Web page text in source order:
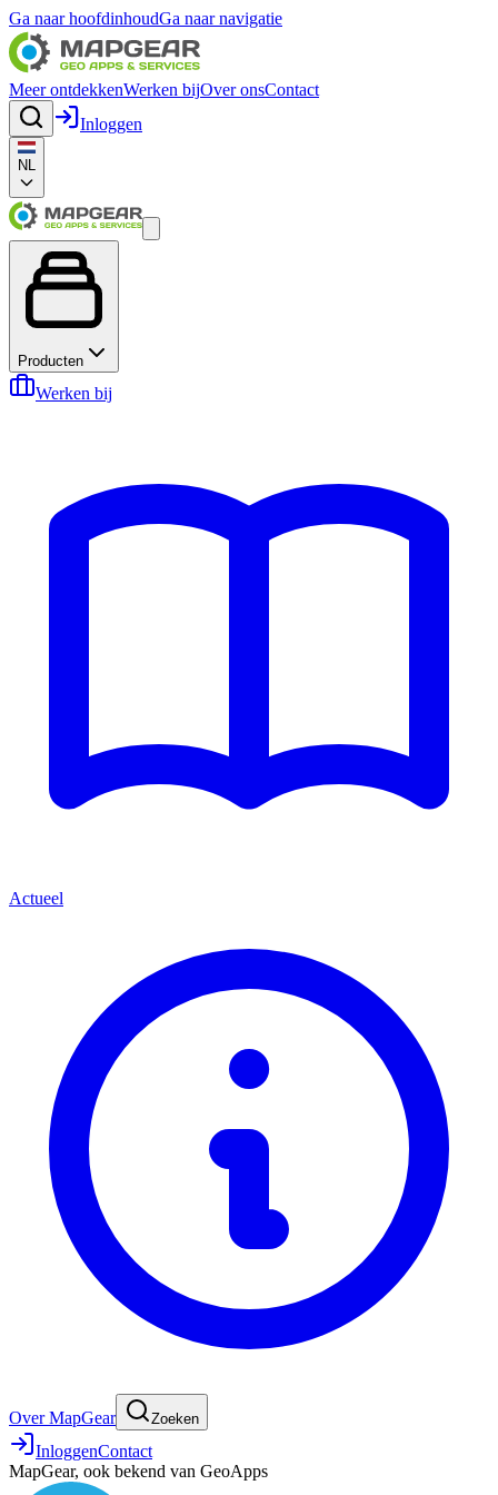
Ga naar hoofdinhoudGa naar navigatie
Meer ontdekkenWerken bijOver onsContact
Inloggen
NL
Producten
Werken bij
Actueel
Over MapGear Zoeken
InloggenContact
MapGear, ook bekend van GeoApps